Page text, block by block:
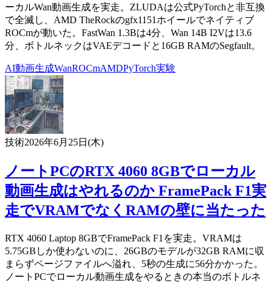
ーカルWan動画生成を実走。ZLUDAは公式PyTorchと非互換
で全滅し、AMD TheRockのgfx1151ホイールでネイティブ
ROCmが動いた。FastWan 1.3Bは4分、Wan 14B I2Vは13.6
分、ボトルネックはVAEデコードと16GB RAMのSegfault。
AI動画生成WanROCmAMDPyTorch実験
技術2026年6月25日(木)
ノートPCのRTX 4060 8GBでローカル
動画生成はやれるのか FramePack F1実
走でVRAMでなくRAMの壁に当たった
RTX 4060 Laptop 8GBでFramePack F1を実走。VRAMは
5.75GBしか使わないのに、26GBのモデルが32GB RAMに収
まらずページファイルへ溢れ、5秒の生成に56分かかった。
ノートPCでローカル動画生成をやるときの本当のボトルネ